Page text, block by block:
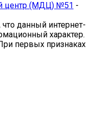
центр (МДЦ) №51 -
данный интернет-
характер.
первых признаках